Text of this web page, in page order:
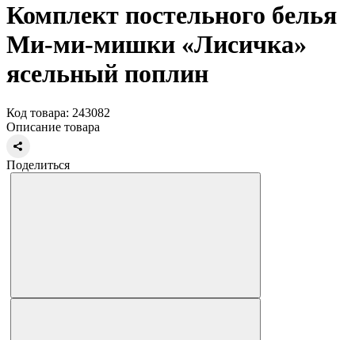
Комплект постельного белья
Ми-ми-мишки «Лисичка»
ясельный поплин
Код товара: 243082
Описание товара
Поделиться